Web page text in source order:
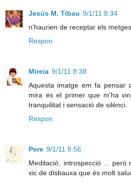
Jesús M. Tibau 9/1/11 8:34
n'haurien de receptar els metges
Respon
Mireia 9/1/11 8:38
Aquesta imatge em fa pensar
mira és el primer que m'ha
tranquilitat i sensació de silènci.
Respon
Pere 9/1/11 8:56
Meditació, introspecció ...
xic de disbauxa que és molt